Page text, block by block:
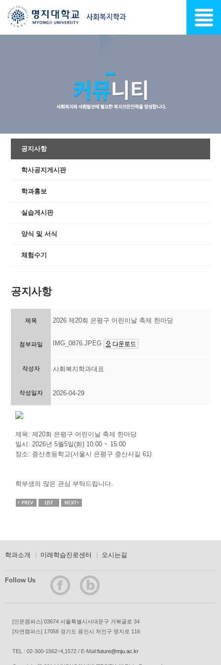
공지사항
학사공지게시판
학과홍보
실습게시판
양식 및 서식
체험수기
공지사항
제목 2026 제20회 은평구 어린이날 축제 한마당
첨부파일 IMG_0876.JPEG
작성자 사회복지학과대표
작성일자 2026-04-29
제목: 제20회 은평구 어린이날 축제 한마당
일시: 2026년 5월5일(화) 10:00 ~ 15:00
장소: 증산초등학교(서울시 은평구 증산서길 61)
학부생의 많은 관심 부탁드립니다.
학과소개 미래학습진로센터 오시는길
Follow Us
[인문캠퍼스] 03674 서울특별시서대문구 거북골로 34
[자연캠퍼스] 17058 경기도 용인시 처인구 명지로 116
TEL : 02-300-1562~4,1572 / E-Mail:future@mju.ac.kr